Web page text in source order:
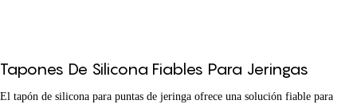
Tapones De Silicona Fiables Para Jeringas
El tapón de silicona para puntas de jeringa ofrece una solución fiable para